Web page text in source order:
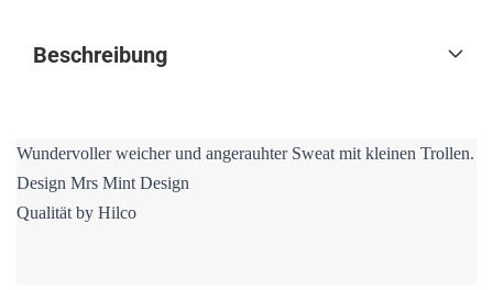
Beschreibung
Wundervoller weicher und angerauhter Sweat mit kleinen Trollen.
Design Mrs Mint Design
Qualität by Hilco